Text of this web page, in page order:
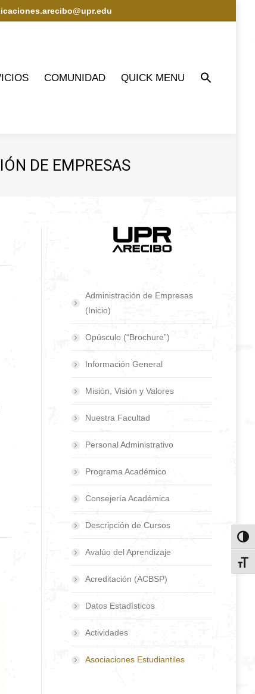
COMUNIDAD QUICK MENU
DE EMPRESAS
Administración de Empresas
(Inicio)
Opúsculo (“Brochure”)
Información General
Misión, Visión y Valores
Nuestra Facultad
Personal Administrativo
Programa Académico
Consejería Académica
Descripción de Cursos
Avalúo del Aprendizaje
Acreditación (ACBSP)
Datos Estadísticos
Actividades
Asociaciones Estudiantiles
COMUNIDAD